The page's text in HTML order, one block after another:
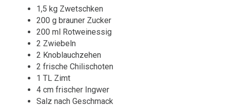
1,5 kg Zwetschken
200 g brauner Zucker
200 ml Rotweinessig
2 Zwiebeln
2 Knoblauchzehen
2 frische Chilischoten
1 TL Zimt
4 cm frischer Ingwer
Salz nach Geschmack